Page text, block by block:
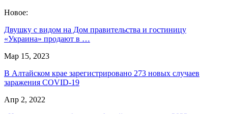
Новое:
Двушку с видом на Дом правительства и гостиницу
«Украина» продают в …
Мар 15, 2023
В Алтайском крае зарегистрировано 273 новых случаев
заражения COVID-19
Апр 2, 2022